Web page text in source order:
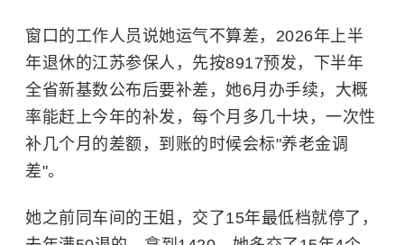
窗口的工作人员说她运气不算差，2026年上半
年退休的江苏参保人，先按8917预发，下半年
全省新基数公布后要补差，她6月办手续，大概
率能赶上今年的补发，每个月多几十块，一次性
补几个月的差额，到账的时候会标"养老金调
差"。
她之前同车间的王姐，交了15年最低档就停了，